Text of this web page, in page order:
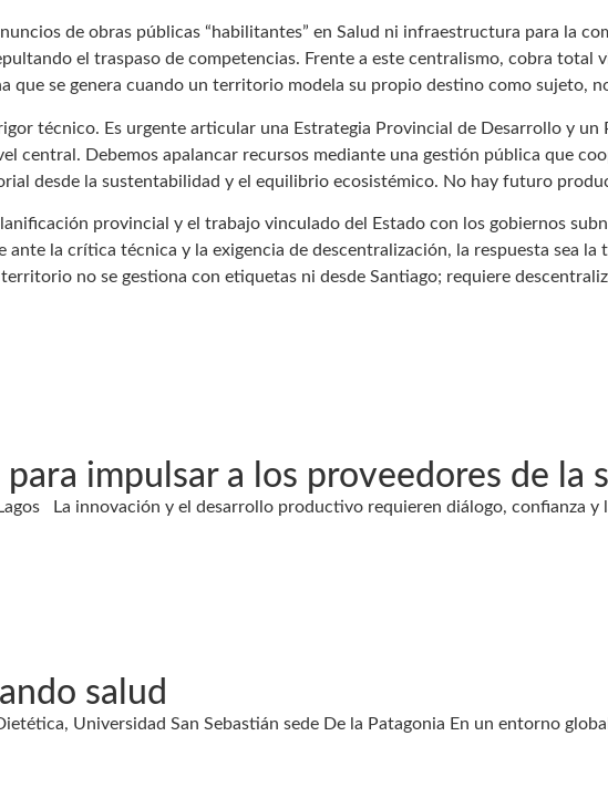
de obras públicas “habilitantes” en Salud ni infraestructura para la
el traspaso de competencias. Frente a este centralismo, cobra total
que se genera cuando un territorio modela su propio destino como sujeto,
técnico. Es urgente articular una Estrategia Provincial de Desarrollo y
central. Debemos apalancar recursos mediante una gestión pública que
desde la sustentabilidad y el equilibrio ecosistémico. No hay futuro
provincial y el trabajo vinculado del Estado con los gobiernos
la crítica técnica y la exigencia de descentralización, la respuesta sea la
no se gestiona con etiquetas ni desde Santiago; requiere
impulsar a los proveedores de la
La innovación y el desarrollo productivo requieren diálogo, confianza
salud
Universidad San Sebastián sede De la Patagonia En un entorno